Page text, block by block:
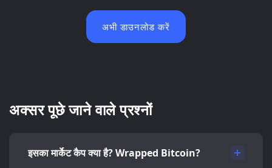
अभी डाउनलोड करें
अक्सर पूछे जाने वाले प्रश्नों
इसका मार्केट कैप क्या है? Wrapped Bitcoin?